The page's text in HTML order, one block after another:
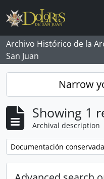
Skip to main content
Archivo Histórico de la
San Juan
Narrow
Showing 1
Archival description
Remove filter:
Documentación